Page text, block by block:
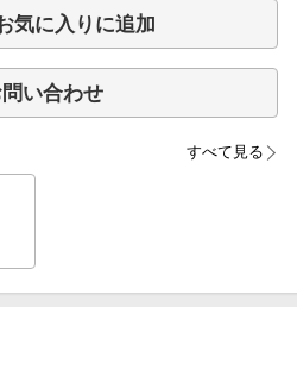
気に入りに追加
い合わせ
すべて見る